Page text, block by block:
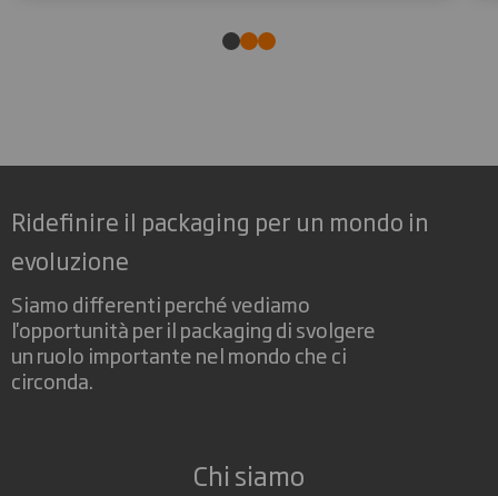
Ridefinire il packaging per un mondo in
evoluzione
Siamo differenti perché vediamo
l'opportunità per il packaging di svolgere
un ruolo importante nel mondo che ci
circonda.
Chi siamo